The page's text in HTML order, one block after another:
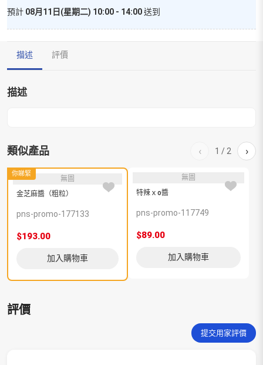
預計 08月11日(星期二) 10:00 - 14:00送到
描述 評價
描述
類似產品 ‹ 1 / 2 ›
你睇緊
無圖
金芝麻醬（粗粒）
pns-promo-177133
$193.00
加入購物車
無圖
特辣ｘo醬
pns-promo-117749
$89.00
加入購物車
評價
提交用家評價